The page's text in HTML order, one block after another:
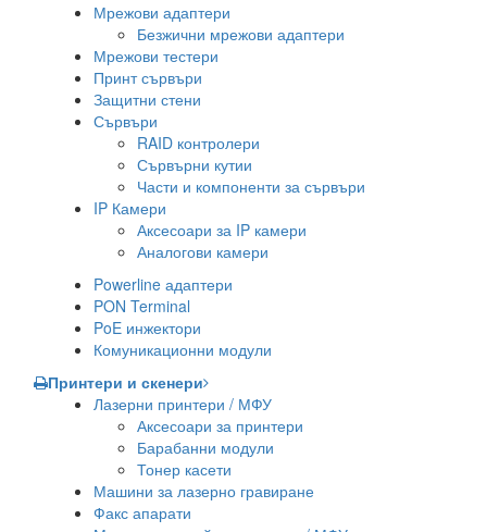
Мрежови адаптери
Безжични мрежови адаптери
Мрежови тестери
Принт сървъри
Защитни стени
Сървъри
RAID контролери
Сървърни кутии
Части и компоненти за сървъри
IP Камери
Аксесоари за IP камери
Аналогови камери
Powerline адаптери
PON Terminal
PoE инжектори
Комуникационни модули
Принтери и скенери
Лазерни принтери / МФУ
Аксесоари за принтери
Барабанни модули
Тонер касети
Машини за лазерно гравиране
Факс апарати